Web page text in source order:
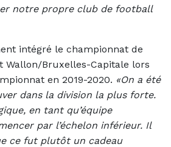
notre propre club de football
intégré le championnat de
Wallon/Bruxelles-Capitale lors
en 2019-2020. «On a été
dans la division la plus forte.
en tant qu’équipe
par l’échelon inférieur. Il
ce fut plutôt un cadeau